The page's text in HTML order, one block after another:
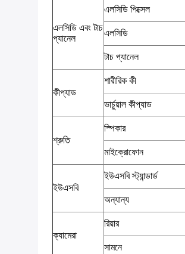
এলসিডি এবং টাচ
প্যানেল
এলসিডি পিক্সেল
এলসিডি
টাচ প্যানেল
কীপ্যাড
শারীরিক কী
ভার্চুয়াল কীপ্যাড
শ্রুতি
স্পিকার
মাইক্রোফোন
ইউএসবি
ইউএসবি স্ট্যান্ডার্ড
অন্যান্য
ক্যামেরা
রিয়ার
সামনে